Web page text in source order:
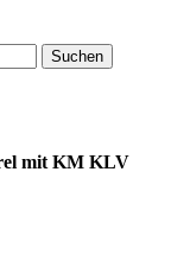
Suchen
mit KM KLV